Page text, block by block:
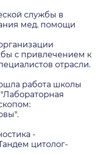
службы в
мед. помощи
с привлечением к
отрасли.
работа школы
-
цитолог-